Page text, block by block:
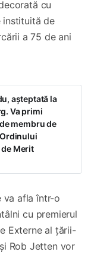
cu
instituită de
a 75 de ani
așteptată la
Va primi
membru de
Merit
va afla într-o
cu premierul
Externe al țării-
Rob Jetten vor